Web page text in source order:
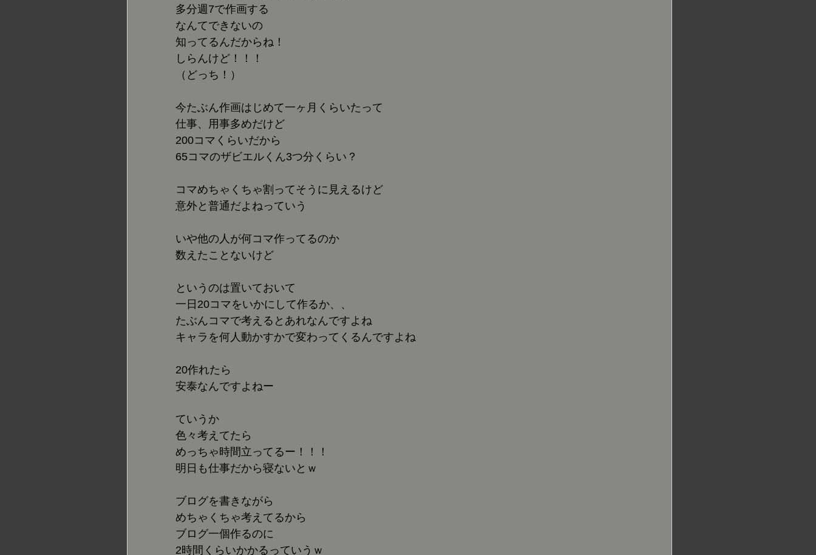
多分週7で作画する
なんてできないの
知ってるんだからね！
しらんけど！！！
（どっち！）
今たぶん作画はじめて一ヶ月くらいたって
仕事、用事多めだけど
200コマくらいだから
65コマのザビエルくん3つ分くらい？
コマめちゃくちゃ割ってそうに見えるけど
意外と普通だよねっていう
いや他の人が何コマ作ってるのか
数えたことないけど
というのは置いておいて
一日20コマをいかにして作るか、、
たぶんコマで考えるとあれなんですよね
キャラを何人動かすかで変わってくるんですよね
20作れたら
安泰なんですよねー
ていうか
色々考えてたら
めっちゃ時間立ってるー！！！
明日も仕事だから寝ないとｗ
ブログを書きながら
めちゃくちゃ考えてるから
ブログ一個作るのに
2時間くらいかかるっていうｗ